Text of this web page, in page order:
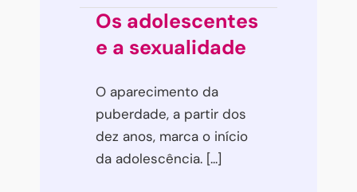
Os adolescentes
e a sexualidade
O aparecimento da
puberdade, a partir dos
dez anos, marca o início
da adolescência. [...]